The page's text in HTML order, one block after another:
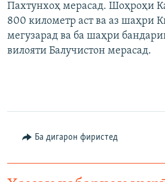
Пахтунхоҳ мерасад. Шоҳроҳи
800 километр аст ва аз шаҳри
мегузарад ва ба шаҳри
вилояти Балучистон мерасад.
Ба дигарон фиристед